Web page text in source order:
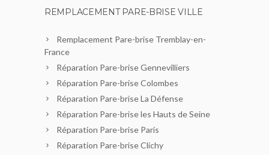
REMPLACEMENT PARE-BRISE VILLE
Remplacement Pare-brise Tremblay-en-
France
Réparation Pare-brise Gennevilliers
Réparation Pare-brise Colombes
Réparation Pare-brise La Défense
Réparation Pare-brise les Hauts de Seine
Réparation Pare-brise Paris
Réparation Pare-brise Clichy